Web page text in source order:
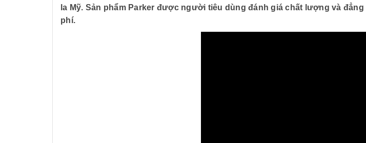
la Mỹ. Sản phẩm Parker được người tiêu dùng đánh giá chất lượng và
phí.